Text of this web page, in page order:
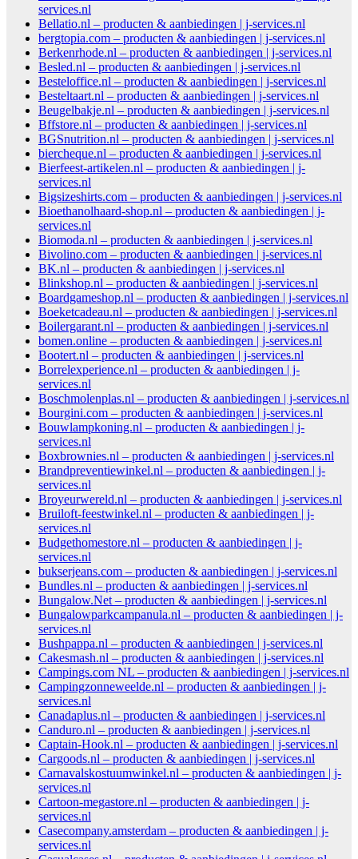
services.nl
Bellatio.nl – producten & aanbiedingen | j-services.nl
bergtopia.com – producten & aanbiedingen | j-services.nl
Berkenrhode.nl – producten & aanbiedingen | j-services.nl
Besled.nl – producten & aanbiedingen | j-services.nl
Besteloffice.nl – producten & aanbiedingen | j-services.nl
Besteltaart.nl – producten & aanbiedingen | j-services.nl
Beugelbakje.nl – producten & aanbiedingen | j-services.nl
Bffstore.nl – producten & aanbiedingen | j-services.nl
BGSnutrition.nl – producten & aanbiedingen | j-services.nl
biercheque.nl – producten & aanbiedingen | j-services.nl
Bierfeest-artikelen.nl – producten & aanbiedingen | j-
services.nl
Bigsizeshirts.com – producten & aanbiedingen | j-services.nl
Bioethanolhaard-shop.nl – producten & aanbiedingen | j-
services.nl
Biomoda.nl – producten & aanbiedingen | j-services.nl
Bivolino.com – producten & aanbiedingen | j-services.nl
BK.nl – producten & aanbiedingen | j-services.nl
Blinkshop.nl – producten & aanbiedingen | j-services.nl
Boardgameshop.nl – producten & aanbiedingen | j-services.nl
Boeketcadeau.nl – producten & aanbiedingen | j-services.nl
Boilergarant.nl – producten & aanbiedingen | j-services.nl
bomen.online – producten & aanbiedingen | j-services.nl
Bootert.nl – producten & aanbiedingen | j-services.nl
Borrelexperience.nl – producten & aanbiedingen | j-
services.nl
Boschmolenplas.nl – producten & aanbiedingen | j-services.nl
Bourgini.com – producten & aanbiedingen | j-services.nl
Bouwlampkoning.nl – producten & aanbiedingen | j-
services.nl
Boxbrownies.nl – producten & aanbiedingen | j-services.nl
Brandpreventiewinkel.nl – producten & aanbiedingen | j-
services.nl
Broyeurwereld.nl – producten & aanbiedingen | j-services.nl
Bruiloft-feestwinkel.nl – producten & aanbiedingen | j-
services.nl
Budgethomestore.nl – producten & aanbiedingen | j-
services.nl
bukserjeans.com – producten & aanbiedingen | j-services.nl
Bundles.nl – producten & aanbiedingen | j-services.nl
Bungalow.Net – producten & aanbiedingen | j-services.nl
Bungalowparkcampanula.nl – producten & aanbiedingen | j-
services.nl
Bushpappa.nl – producten & aanbiedingen | j-services.nl
Cakesmash.nl – producten & aanbiedingen | j-services.nl
Campings.com NL – producten & aanbiedingen | j-services.nl
Campingzonneweelde.nl – producten & aanbiedingen | j-
services.nl
Canadaplus.nl – producten & aanbiedingen | j-services.nl
Canduro.nl – producten & aanbiedingen | j-services.nl
Captain-Hook.nl – producten & aanbiedingen | j-services.nl
Cargoods.nl – producten & aanbiedingen | j-services.nl
Carnavalskostuumwinkel.nl – producten & aanbiedingen | j-
services.nl
Cartoon-megastore.nl – producten & aanbiedingen | j-
services.nl
Casecompany.amsterdam – producten & aanbiedingen | j-
services.nl